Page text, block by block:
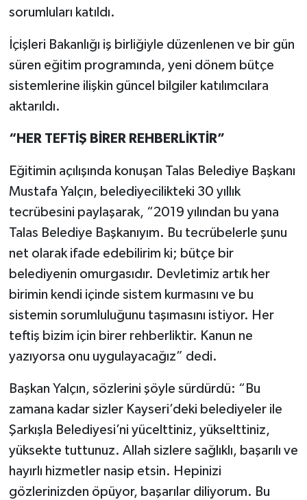
sorumluları katıldı.
İçişleri Bakanlığı iş birliğiyle düzenlenen ve bir gün
süren eğitim programında, yeni dönem bütçe
sistemlerine ilişkin güncel bilgiler katılımcılara
aktarıldı.
“HER TEFTİŞ BİRER REHBERLİKTİR”
Eğitimin açılışında konuşan Talas Belediye Başkanı
Mustafa Yalçın, belediyecilikteki 30 yıllık
tecrübesini paylaşarak, “2019 yılından bu yana
Talas Belediye Başkanıyım. Bu tecrübelerle şunu
net olarak ifade edebilirim ki; bütçe bir
belediyenin omurgasıdır. Devletimiz artık her
birimin kendi içinde sistem kurmasını ve bu
sistemin sorumluluğunu taşımasını istiyor. Her
teftiş bizim için birer rehberliktir. Kanun ne
yazıyorsa onu uygulayacağız” dedi.
Başkan Yalçın, sözlerini şöyle sürdürdü: “Bu
zamana kadar sizler Kayseri’deki belediyeler ile
Şarkışla Belediyesi’ni yücelttiniz, yükselttiniz,
yüksekte tuttunuz. Allah sizlere sağlıklı, başarılı ve
hayırlı hizmetler nasip etsin. Hepinizi
gözlerinizden öpüyor, başarılar diliyorum. Bu